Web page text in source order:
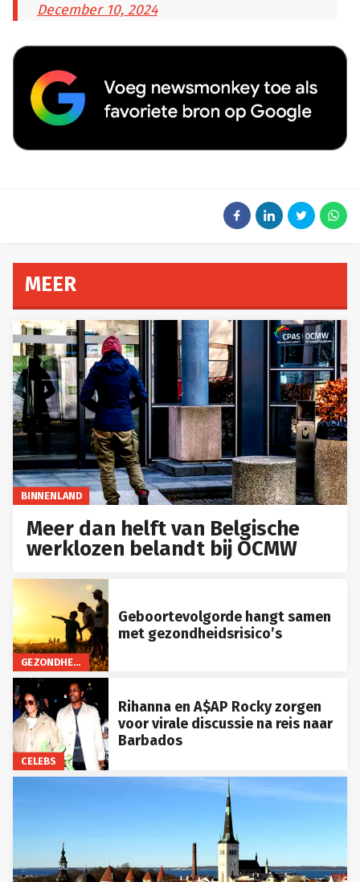
December 10, 2024
MEER
BINNENLAND
Meer dan helft van Belgische
werklozen belandt bij OCMW
GEZONDHEID
Geboortevolgorde hangt samen
met gezondheidsrisico’s
CELEBS
Rihanna en A$AP Rocky zorgen
voor virale discussie na reis naar
Barbados